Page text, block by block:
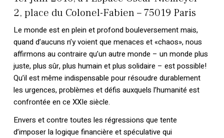
2, place du Colonel-Fabien – 75019 Paris
Le monde est en plein et profond bouleversement mais,
quand d’aucuns n’y voient que menaces et «chaos», nous
affirmons au contraire qu’un autre monde – un monde plus
juste, plus sûr, plus humain et plus solidaire – est possible!
Qu’il est même indispensable pour résoudre durablement
les urgences, problèmes et défis auxquels l’humanité est
confrontée en ce XXIe siècle.
Envers et contre toutes les régressions que tente
d’imposer la logique financière et spéculative qui